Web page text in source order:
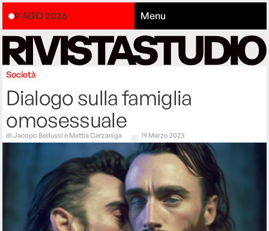
9 AGO 2026 Menu
Società
Dialogo sulla famiglia
omosessuale
diJacopo Bedussi e Mattia Carzaniga 19 Marzo 2023